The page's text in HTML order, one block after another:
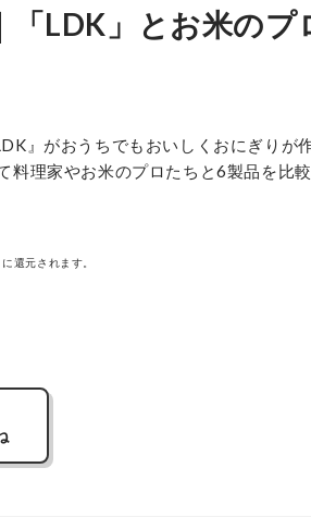
LDK」とお米のプ
』がおうちでもおいしくおにぎりが
料理家やお米のプロたちと6製品を比
還元されます。